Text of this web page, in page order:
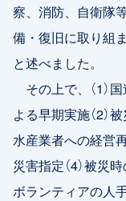
察、消防、自衛隊
備・復旧に取り組
と述べました。
その上で、（1）
よる早期実施（2）
水産業者への経営
災害指定（4）被災
ボランティアの人